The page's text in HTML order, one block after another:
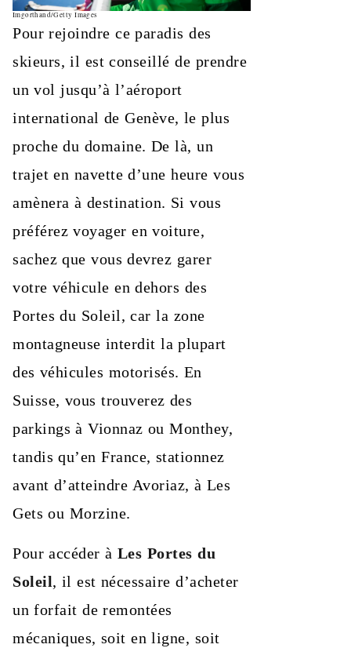
Imgorthand/Getty Images
Pour rejoindre ce paradis des
skieurs, il est conseillé de prendre
un vol jusqu’à l’aéroport
international de Genève, le plus
proche du domaine. De là, un
trajet en navette d’une heure vous
amènera à destination. Si vous
préférez voyager en voiture,
sachez que vous devrez garer
votre véhicule en dehors des
Portes du Soleil, car la zone
montagneuse interdit la plupart
des véhicules motorisés. En
Suisse, vous trouverez des
parkings à Vionnaz ou Monthey,
tandis qu’en France, stationnez
avant d’atteindre Avoriaz, à Les
Gets ou Morzine.
Pour accéder à Les Portes du
Soleil, il est nécessaire d’acheter
un forfait de remontées
mécaniques, soit en ligne, soit